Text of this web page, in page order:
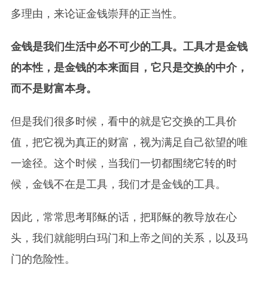
多理由，来论证金钱崇拜的正当性。
金钱是我们生活中必不可少的工具。工具才是金钱
的本性，是金钱的本来面目，它只是交换的中介，
而不是财富本身。
但是我们很多时候，看中的就是它交换的工具价
值，把它视为真正的财富，视为满足自己欲望的唯
一途径。这个时候，当我们一切都围绕它转的时
候，金钱不在是工具，我们才是金钱的工具。
因此，常常思考耶稣的话，把耶稣的教导放在心
头，我们就能明白玛门和上帝之间的关系，以及玛
门的危险性。